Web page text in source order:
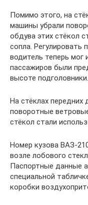
Помимо этого, на
машины убрали
обдува этих стёкол
сопла. Регулировать
водитель теперь мог
пассажиров были
высоте подголовники.
На стёклах передних
поворотные
стёкол стали
Номер кузова ВАЗ-
возле лобового
Паспортные данные
специальной
коробки